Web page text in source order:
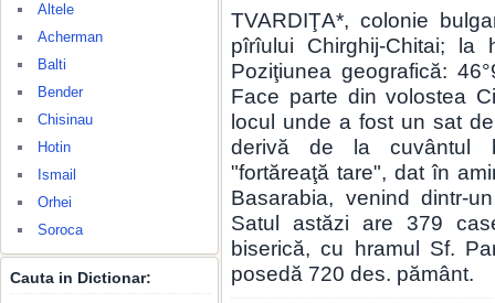
Altele
Acherman
Balti
Bender
Chisinau
Hotin
Ismail
Orhei
Soroca
Cauta in Dictionar:
TVARDIŢA*, colonie
pîrîului Chirghij-Chitai; la
Poziţiunea geografică:
Face parte din volostea
locul unde a fost un sat
derivă de la cuvântul
"fortăreaţă tare", dat în
Basarabia, venind dintr-
Satul astăzi are 379
biserică, cu hramul Sf.
posedă 720 des. pământ.